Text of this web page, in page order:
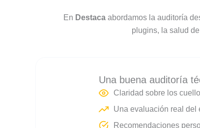
En Destaca abordamos la auditoría
plugins, la salud
Una buena auditoría
Claridad sobre los
Una evaluación real del
Recomendaciones